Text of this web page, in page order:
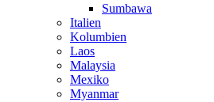
Sumbawa
Italien
Kolumbien
Laos
Malaysia
Mexiko
Myanmar